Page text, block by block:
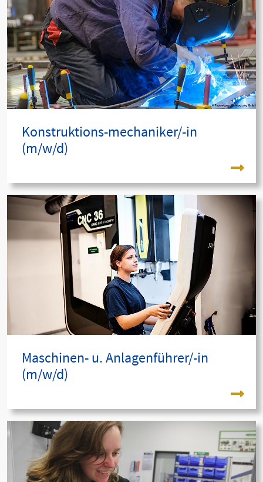
Konstruktions-mechaniker/-in
(m/w/d)
Maschinen- u. Anlagenführer/-in
(m/w/d)